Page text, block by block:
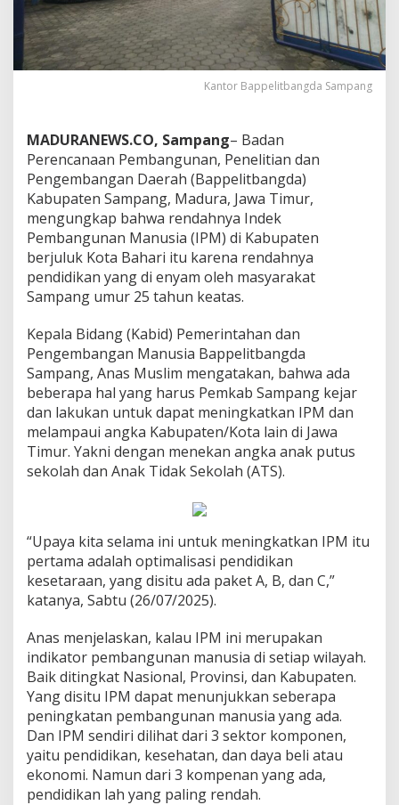
Kantor Bappelitbangda Sampang
MADURANEWS.CO, Sampang– Badan
Perencanaan Pembangunan, Penelitian dan
Pengembangan Daerah (Bappelitbangda)
Kabupaten Sampang, Madura, Jawa Timur,
mengungkap bahwa rendahnya Indek
Pembangunan Manusia (IPM) di Kabupaten
berjuluk Kota Bahari itu karena rendahnya
pendidikan yang di enyam oleh masyarakat
Sampang umur 25 tahun keatas.
Kepala Bidang (Kabid) Pemerintahan dan
Pengembangan Manusia Bappelitbangda
Sampang, Anas Muslim mengatakan, bahwa ada
beberapa hal yang harus Pemkab Sampang kejar
dan lakukan untuk dapat meningkatkan IPM dan
melampaui angka Kabupaten/Kota lain di Jawa
Timur. Yakni dengan menekan angka anak putus
sekolah dan Anak Tidak Sekolah (ATS).
“Upaya kita selama ini untuk meningkatkan IPM itu
pertama adalah optimalisasi pendidikan
kesetaraan, yang disitu ada paket A, B, dan C,”
katanya, Sabtu (26/07/2025).
Anas menjelaskan, kalau IPM ini merupakan
indikator pembangunan manusia di setiap wilayah.
Baik ditingkat Nasional, Provinsi, dan Kabupaten.
Yang disitu IPM dapat menunjukkan seberapa
peningkatan pembangunan manusia yang ada.
Dan IPM sendiri dilihat dari 3 sektor komponen,
yaitu pendidikan, kesehatan, dan daya beli atau
ekonomi. Namun dari 3 kompenan yang ada,
pendidikan lah yang paling rendah.